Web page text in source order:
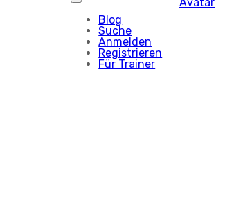
Blog
Suche
Anmelden
Registrieren
Für Trainer